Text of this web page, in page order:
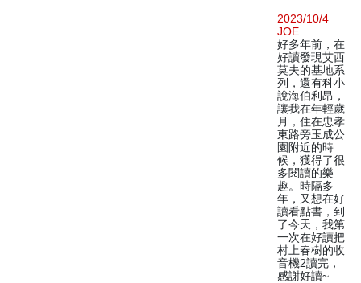
2023/10/4
JOE
好多年前，在
好讀發現艾西
莫夫的基地系
列，還有科小
說海伯利昂，
讓我在年輕歲
月，住在忠孝
東路旁玉成公
園附近的時
候，獲得了很
多閱讀的樂
趣。時隔多
年，又想在好
讀看點書，到
了今天，我第
一次在好讀把
村上春樹的收
音機2讀完，
感謝好讀~